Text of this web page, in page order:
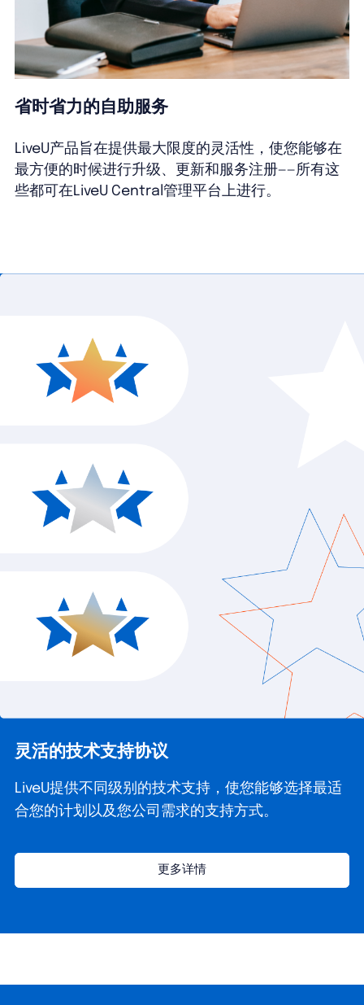
省时省力的自助服务
LiveU产品旨在提供最大限度的灵活性，使您能够在
最方便的时候进行升级、更新和服务注册——所有这
些都可在LiveU Central管理平台上进行。
灵活的技术支持协议
LiveU提供不同级别的技术支持，使您能够选择最适
合您的计划以及您公司需求的支持方式。
更多详情